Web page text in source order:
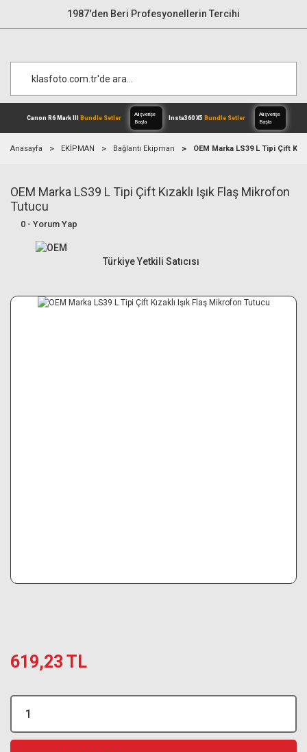
1987'den Beri Profesyonellerin Tercihi
Canon R6 Mark III Bundle Setler
Alışverişe
Anasayfa EKİPMAN Bağlantı Ekipman OEM Marka LS39 L Tipi Çift
OEM Marka LS39 L Tipi Çift Kızaklı Işık Flaş Mikrofon
Tutucu
0 - Yorum Yap
Türkiye Yetkili Satıcısı
619,23 TL